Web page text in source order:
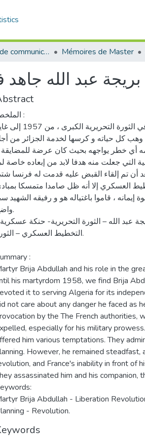
Département de communication Mémoires de Master
بريجة عبد الله
الشهيد بريجة عبد الله و دوره في الثورة التحريرية
عبد الله وهب كل حياته و كرسها لخدمة الجزائر من
أي خطر يواجهه بحيث كان عرضة
جعلت منه هدفا لابد من إبعاده خاصة
أن تم إلقاء القبض عليه قدمت له فرنسا
العسكري إلا أنه ظل صامدا متمسكا
إيمانه ، قاموا باغتياله هو و رفيقه الشهيد
التخطيط العسكري –
:
Brija Abdullah and his role in the
his martyrdom 1958, we find Brija
it to serving Algeria for its
not care about any danger he faced as
by the The French authorities,
especially for his military
him various temptations. They
However, he remained
and France's inability in front of
assassinated him and his companion,
Brija Abdullah - Liberation
- Revolution.